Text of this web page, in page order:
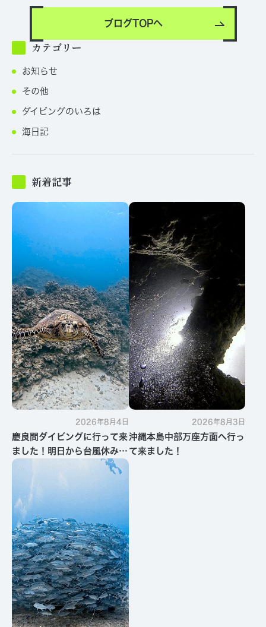
ブログTOPへ
カテゴリー
お知らせ
その他
ダイビングのいろは
海日記
新着記事
2026年8月4日
慶良間ダイビングに行って来
ました！明日から台風休みで
す・・・
2026年8月3日
沖縄本島中部万座方面へ行っ
て来ました！